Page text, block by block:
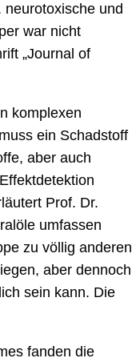
und
war nicht
„Journal of
komplexen
ein Schadstoff
aber auch
Prof. Dr.
umfassen
zu völlig anderen
aber dennoch
sein kann. Die
fanden die